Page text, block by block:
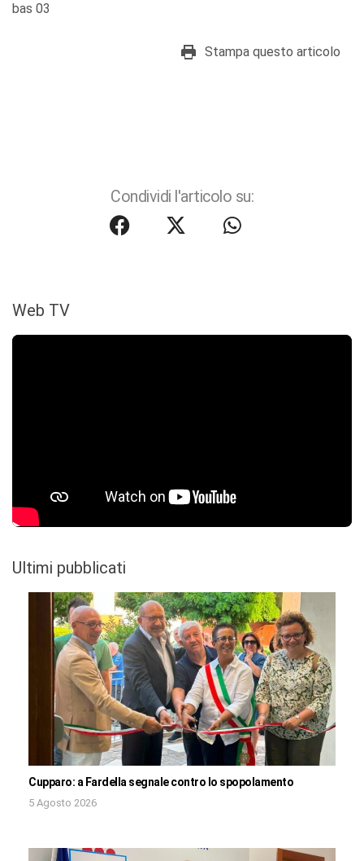
bas 03
Stampa questo articolo
Condividi l'articolo su:
Web TV
Ultimi pubblicati
Cupparo: a Fardella segnale contro lo spopolamento
5 Agosto 2026